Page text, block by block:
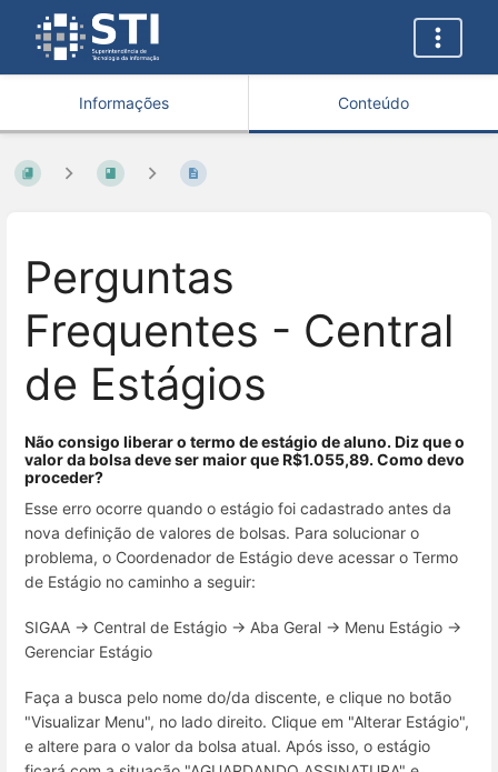
Informações Conteúdo
Perguntas
Frequentes - Central
de Estágios
Não consigo liberar o termo de estágio de aluno. Diz que o
valor da bolsa deve ser maior que R$1.055,89. Como devo
proceder?
Esse erro ocorre quando o estágio foi cadastrado antes da
nova definição de valores de bolsas. Para solucionar o
problema, o Coordenador de Estágio deve acessar o Termo
de Estágio no caminho a seguir:
SIGAA -> Central de Estágio -> Aba Geral -> Menu Estágio ->
Gerenciar Estágio
Faça a busca pelo nome do/da discente, e clique no botão
"Visualizar Menu", no lado direito. Clique em "Alterar Estágio",
e altere para o valor da bolsa atual. Após isso, o estágio